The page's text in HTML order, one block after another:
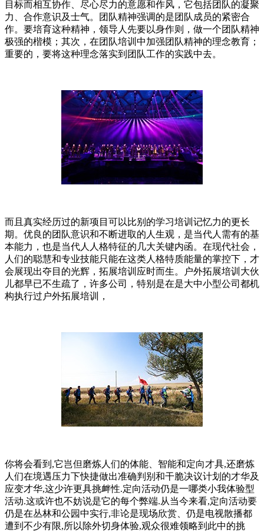
目标而相互协作、尽心尽力的意愿和作风，它包括团队的凝聚
力、合作意识及士气。团队精神强调的是团队成员的紧密合
作。要培育这种精神，领导人先要以身作则，做一个团队精神
极强的楷模；其次，在团队培训中加强团队精神的理念教育；
重要的，要将这种理念落实到团队工作的实践中去。
而且真实经历过的新项目可以比别的学习培训记忆力的更长
期。优良的团队意识和不断进取的人生观，是当代人需有的基
本能力，也是当代人人格特征的几大关键内函。在现代社会，
人们的聪慧和专业技能只能在这类人格特质能量的掌控下，才
会展现出夺目的光辉，拓展培训应时而生。户外拓展培训大伙
儿都早已不生疏了，许多公司，特别是在是大中小型公司都机
构执行过户外拓展培训，
你将会看到,它岂但磨炼人们的体能、智能和定向才具,还磨炼
人们在境遇压力下快捷做出准确判别和干脆决议计划的才华及
应变才华,这少许更具挑衅性.定向活动仍是一哪类小我体验型
活动.这或许也不妨说是它的每个弊端.从当今来看,定向活动要
仍是在丛林和公园中实行,非论是现场欣赏、仍是电视散播都
遭到不少有限,所以除外切身体验,观众很难领略到此中的挑